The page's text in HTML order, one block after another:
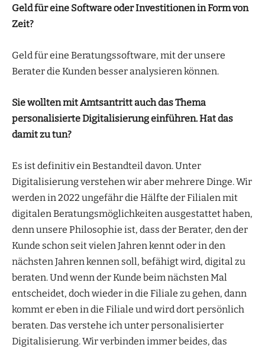
Geld für eine Software oder Investitionen in Form von
Zeit?
Geld für eine Beratungssoftware, mit der unsere
Berater die Kunden besser analysieren können.
Sie wollten mit Amtsantritt auch das Thema
personalisierte Digitalisierung einführen. Hat das
damit zu tun?
Es ist definitiv ein Bestandteil davon. Unter
Digitalisierung verstehen wir aber mehrere Dinge. Wir
werden in 2022 ungefähr die Hälfte der Filialen mit
digitalen Beratungsmöglichkeiten ausgestattet haben,
denn unsere Philosophie ist, dass der Berater, den der
Kunde schon seit vielen Jahren kennt oder in den
nächsten Jahren kennen soll, befähigt wird, digital zu
beraten. Und wenn der Kunde beim nächsten Mal
entscheidet, doch wieder in die Filiale zu gehen, dann
kommt er eben in die Filiale und wird dort persönlich
beraten. Das verstehe ich unter personalisierter
Digitalisierung. Wir verbinden immer beides, das